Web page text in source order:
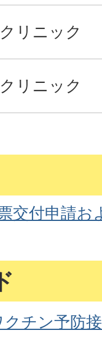
リニック
リニック
交付申請お
チン予防